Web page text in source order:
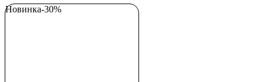
Новинка-30%